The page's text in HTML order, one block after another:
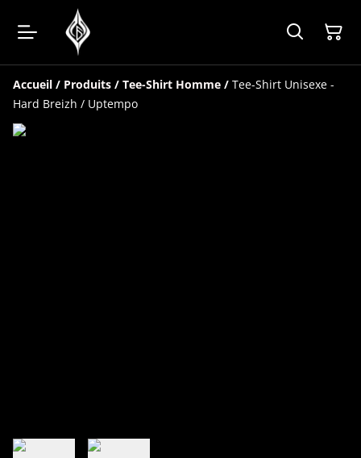
Accueil / Produits / Tee-Shirt Homme / Tee-Shirt Unisexe -
Hard Breizh / Uptempo